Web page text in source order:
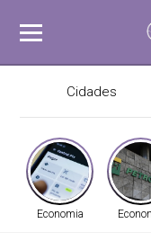
Cidades
Economia